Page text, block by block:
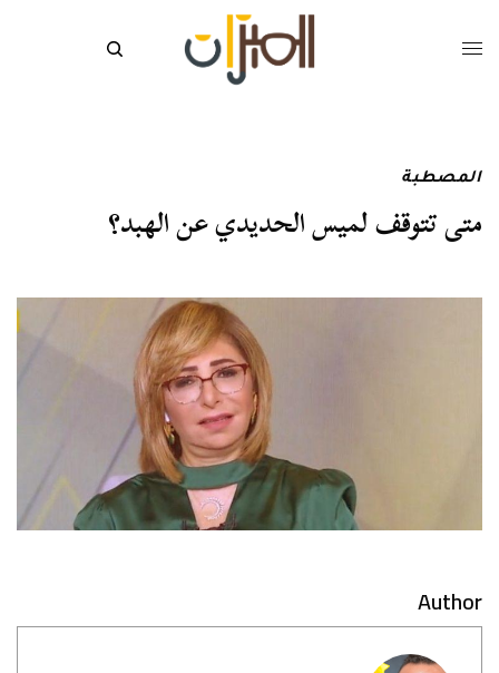
المصطبة
متى تتوقف لميس الحديدي عن الهبد؟
Author